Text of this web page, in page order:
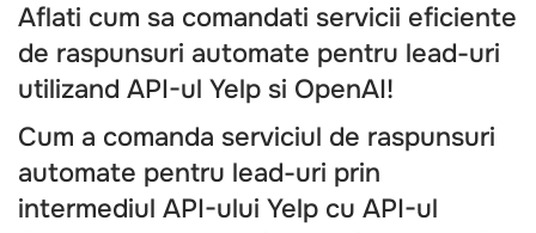
Aflati cum sa comandati servicii eficiente
de raspunsuri automate pentru lead-uri
utilizand API-ul Yelp si OpenAI!
Cum a comanda serviciul de raspunsuri
automate pentru lead-uri prin
intermediul API-ului Yelp cu API-ul